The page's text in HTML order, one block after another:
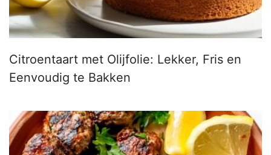
Citroentaart met Olijfolie: Lekker, Fris en
Eenvoudig te Bakken